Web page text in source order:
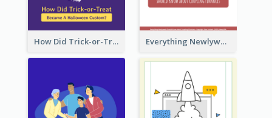
How Did Trick-or-Treat Became A Halloween Custom? Everything Newlyweds Should Know about Coupling Finances